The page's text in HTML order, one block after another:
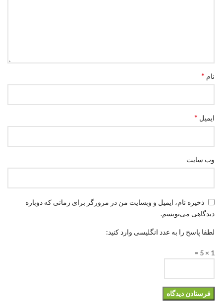
نام *
ایمیل *
وب‌ سایت
ذخیره نام، ایمیل و وبسایت من در مرورگر برای زمانی که دوباره
دیدگاهی می‌نویسم.
لطفا پاسخ را به عدد انگلیسی وارد کنید:
1 × 5 =